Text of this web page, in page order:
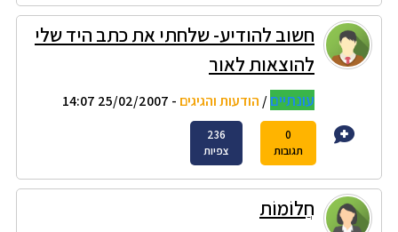
חשוב להודיע- שלחתי את כתב היד שלי
להוצאות לאור
עונתיים/ הודעות והגיגים - 25/02/2007 14:07
0
תגובות
236
צפיות
חֲלוֹמוֹת